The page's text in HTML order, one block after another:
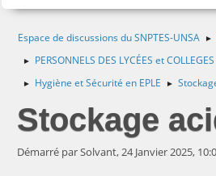
Espace de discussions du SNPTES-UNSA ►
► PERSONNELS DES LYCÉES et
► Hygiène et Sécurité en EPLE ►
Stockage
Démarré par Solvant, 24 Janvier 2025,